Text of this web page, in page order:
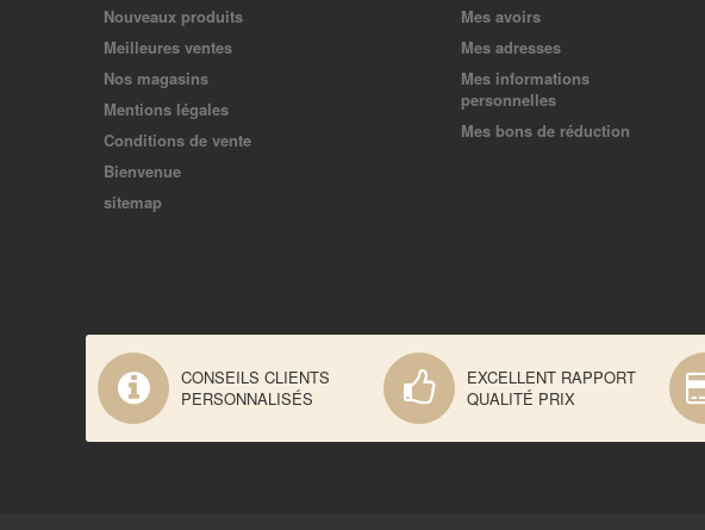
Nouveaux produits
Meilleures ventes
Nos magasins
Mentions légales
Conditions de vente
Bienvenue
sitemap
Mes avoirs
Mes adresses
Mes informations
personnelles
Mes bons de réduction
CONSEILS CLIENTS
PERSONNALISÉS
EXCELLENT RAPPORT
QUALITÉ PRIX